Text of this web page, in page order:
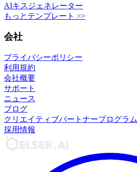
AIキスジェネレーター
もっとテンプレート >>
会社
プライバシーポリシー
利用規約
会社概要
サポート
ニュース
ブログ
クリエイティブパートナープログラム
採用情報